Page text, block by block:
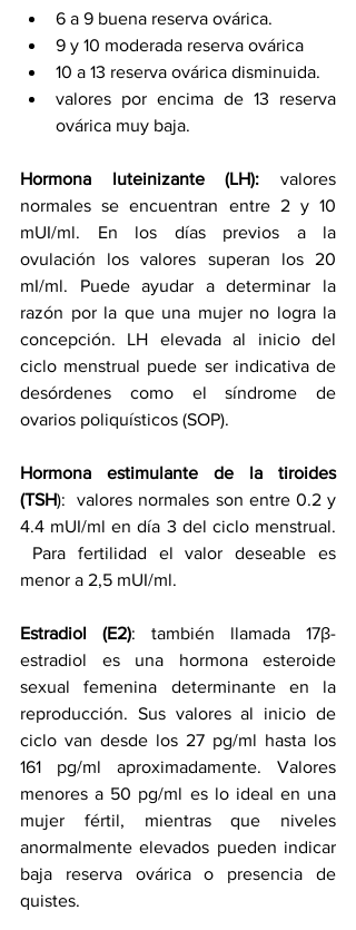
6 a 9 buena reserva ovárica.
9 y 10 moderada reserva ovárica
10 a 13 reserva ovárica disminuida.
valores por encima de 13 reserva
ovárica muy baja.
Hormona luteinizante (LH): valores
normales se encuentran entre 2 y 10
mUI/ml. En los días previos a la
ovulación los valores superan los 20
mI/ml. Puede ayudar a determinar la
razón por la que una mujer no logra la
concepción. LH elevada al inicio del
ciclo menstrual puede ser indicativa de
desórdenes como el síndrome de
ovarios poliquísticos (SOP).
Hormona estimulante de la tiroides
(TSH):  valores normales son entre 0.2 y
4.4 mUI/ml en día 3 del ciclo menstrual.
Para fertilidad el valor deseable es
menor a 2,5 mUI/ml.
Estradiol (E2): también llamada 17β-
estradiol es una hormona esteroide
sexual femenina determinante en la
reproducción. Sus valores al inicio de
ciclo van desde los 27 pg/ml hasta los
161 pg/ml aproximadamente. Valores
menores a 50 pg/ml es lo ideal en una
mujer fértil, mientras que niveles
anormalmente elevados pueden indicar
baja reserva ovárica o presencia de
quistes.